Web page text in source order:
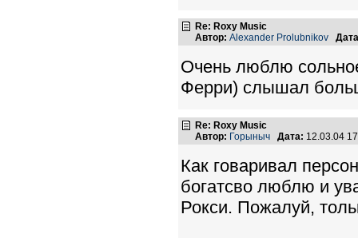
Re: Roxy Music
Автор: Alexander Prolubnikov
Очень люблю
Ферри) слышал
Re: Roxy Music
Автор: Горыныч Дата: 12.03.04
Как говаривал
богатсво люблю и
Рокси. Пожалуй,